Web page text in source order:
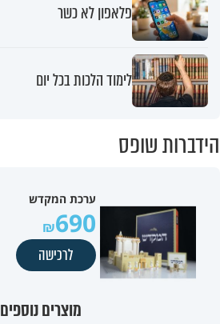
פלאפון לא כשר
לימוד הלכות בכל יום
הידברות שופס
ערכת המקדש
690
לרכישה
מוצרים נוספים